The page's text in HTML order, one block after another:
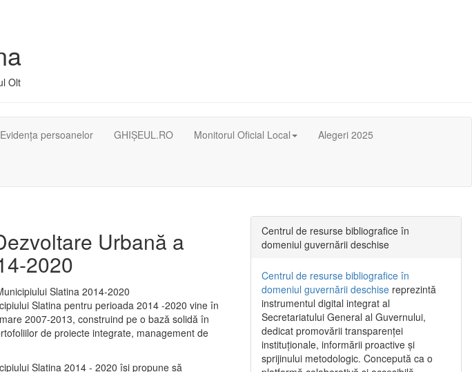
Olt
Evidența persoanelor GHIȘEUL.RO Monitorul Oficial Local Alegeri 2025
Urbană a
2020
Slatina pentru perioada 2014 -2020 vine în
2007-2013, construind pe o bază solidă în
de proiecte integrate, management de
Slatina 2014 - 2020 își propune să
Centrul de resurse bibliografice în
domeniul guvernării deschise
Centrul de resurse bibliografice în
domeniul guvernării deschise reprezintă
instrumentul digital integrat al
Secretariatului General al Guvernului,
dedicat promovării transparenței
instituționale, informării proactive și
sprijinului metodologic. Concepută ca o